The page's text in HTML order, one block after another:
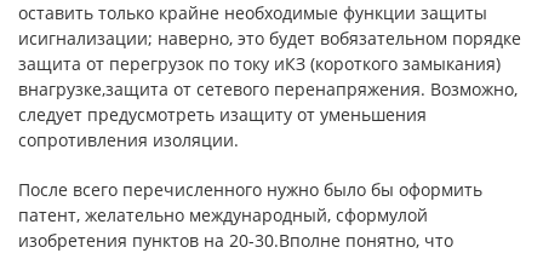
оставить только крайне необходимые функции защиты
исигнализации; наверно, это будет вобязательном порядке
защита от перегрузок по току иКЗ (короткого замыкания)
внагрузке,защита от сетевого перенапряжения. Возможно,
следует предусмотреть изащиту от уменьшения
сопротивления изоляции.
После всего перечисленного нужно было бы оформить
патент, желательно международный, сформулой
изобретения пунктов на 20-30.Вполне понятно, что